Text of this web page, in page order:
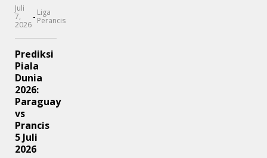
Juli
7,
2026
- Liga
Perancis
Prediksi
Piala
Dunia
2026:
Paraguay
vs
Prancis
5 Juli
2026